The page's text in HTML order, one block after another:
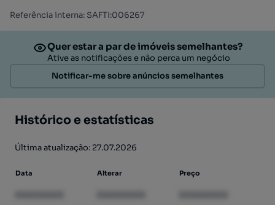
Referência interna: SAFTI:006267
Quer estar a par de imóveis semelhantes?
Ative as notificações e não perca um negócio
Notificar-me sobre anúncios semelhantes
Histórico e estatísticas
Última atualização: 27.07.2026
Data Alterar Preço